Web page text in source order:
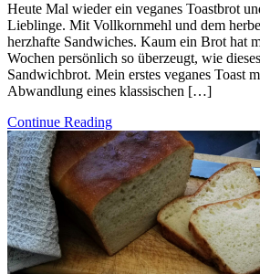
Heute Mal wieder ein veganes Toastbrot
Lieblinge. Mit Vollkornmehl und dem
herzhafte Sandwiches. Kaum ein Brot hat
Wochen persönlich so überzeugt, wie
Sandwichbrot. Mein erstes veganes Toast
Abwandlung eines klassischen […]
Continue Reading